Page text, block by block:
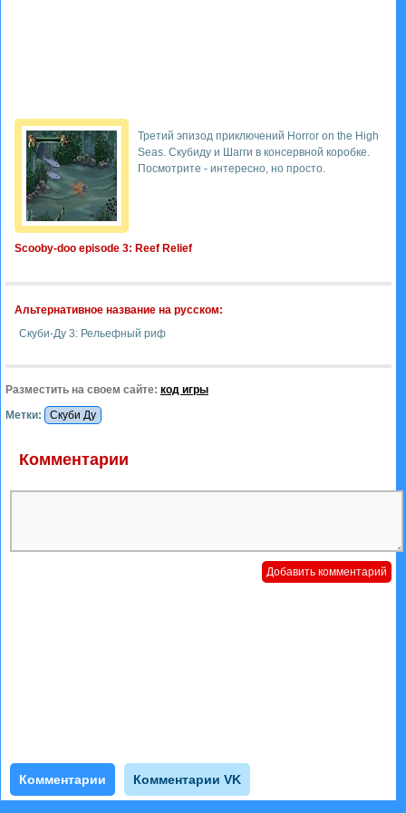
Scooby-doo episode 3: Reef Relief
Третий эпизод приключений Horror on the High
Seas. Скубиду и Шагги в консервной коробке.
Посмотрите - интересно, но просто.
Альтернативное название на русском:
Скуби-Ду 3: Рельефный риф
Разместить на своем сайте: код игры
Метки:
Скуби Ду
Комментарии
Комментарии Комментарии VK